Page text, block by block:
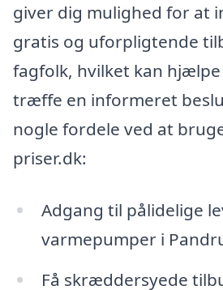
giver dig mulighed for at
gratis og uforpligtende
fagfolk, hvilket kan
træffe en informeret
nogle fordele ved at
priser.dk:
Adgang til pålidelige
varmepumper i
Få skræddersyede